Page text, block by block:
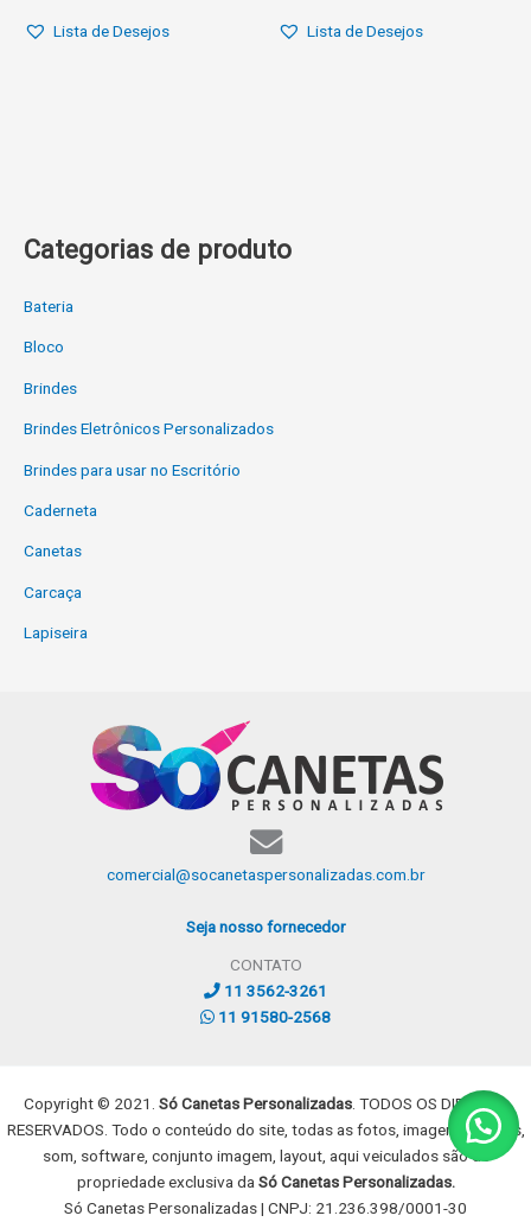
Categorias de produto
Bateria
Bloco
Brindes
Brindes Eletrônicos Personalizados
Brindes para usar no Escritório
Caderneta
Canetas
Carcaça
Lapiseira
Lista de Desejos Lista de Desejos
comercial@socanetaspersonalizadas.com.br
Seja nosso fornecedor
CONTATO
11 3562-3261
11 91580-2568
Copyright © 2021. Só Canetas Personalizadas. TODOS OS DIREITOS
RESERVADOS. Todo o conteúdo do site, todas as fotos, imagens, dizeres,
som, software, conjunto imagem, layout, aqui veiculados são de
propriedade exclusiva daSó Canetas Personalizadas.
Só Canetas Personalizadas | CNPJ: 21.236.398/0001-30